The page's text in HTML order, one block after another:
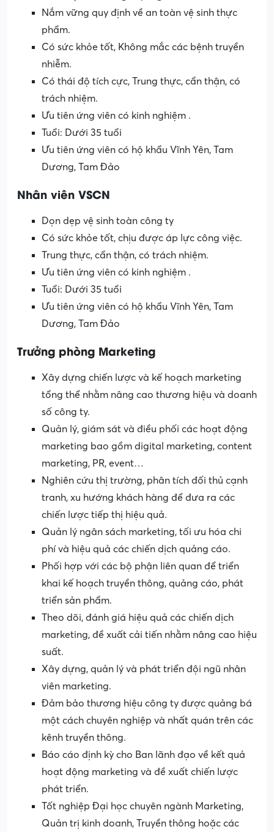
Nắm vững quy định về an toàn vệ sinh thực
phẩm.
Có sức khỏe tốt, Không mắc các bệnh truyền
nhiễm.
Có thái độ tích cực, Trung thực, cẩn thận, có
trách nhiệm.
Ưu tiên ứng viên có kinh nghiệm .
Tuổi: Dưới 35 tuổi
Ưu tiên ứng viên có hộ khẩu Vĩnh Yên, Tam
Dương, Tam Đảo
Nhân viên VSCN
Dọn dẹp vệ sinh toàn công ty
Có sức khỏe tốt, chịu được áp lực công việc.
Trung thực, cẩn thận, có trách nhiệm.
Ưu tiên ứng viên có kinh nghiệm .
Tuổi: Dưới 35 tuổi
Ưu tiên ứng viên có hộ khẩu Vĩnh Yên, Tam
Dương, Tam Đảo
Trưởng phòng Marketing
Xây dựng chiến lược và kế hoạch marketing
tổng thể nhằm nâng cao thương hiệu và doanh
số công ty.
Quản lý, giám sát và điều phối các hoạt động
marketing bao gồm digital marketing, content
marketing, PR, event…
Nghiên cứu thị trường, phân tích đối thủ cạnh
tranh, xu hướng khách hàng để đưa ra các
chiến lược tiếp thị hiệu quả.
Quản lý ngân sách marketing, tối ưu hóa chi
phí và hiệu quả các chiến dịch quảng cáo.
Phối hợp với các bộ phận liên quan để triển
khai kế hoạch truyền thông, quảng cáo, phát
triển sản phẩm.
Theo dõi, đánh giá hiệu quả các chiến dịch
marketing, đề xuất cải tiến nhằm nâng cao hiệu
suất.
Xây dựng, quản lý và phát triển đội ngũ nhân
viên marketing.
Đảm bảo thương hiệu công ty được quảng bá
một cách chuyên nghiệp và nhất quán trên các
kênh truyền thông.
Báo cáo định kỳ cho Ban lãnh đạo về kết quả
hoạt động marketing và đề xuất chiến lược
phát triển.
Tốt nghiệp Đại học chuyên ngành Marketing,
Quản trị kinh doanh, Truyền thông hoặc các